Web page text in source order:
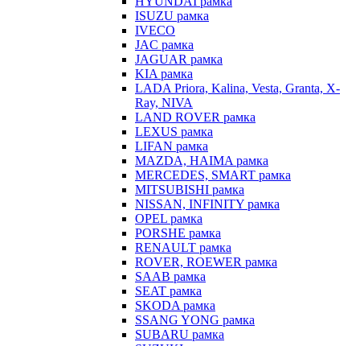
ISUZU рамка
IVECO
JAC рамка
JAGUAR рамка
KIA рамка
LADA Priora, Kalina, Vesta, Granta, X-
Ray, NIVA
LAND ROVER рамка
LEXUS рамка
LIFAN рамка
MAZDA, HAIMA рамка
MERCEDES, SMART рамка
MITSUBISHI рамка
NISSAN, INFINITY рамка
OPEL рамка
PORSHE рамка
RENAULT рамка
ROVER, ROEWER рамка
SAAB рамка
SEAT рамка
SKODA рамка
SSANG YONG рамка
SUBARU рамка